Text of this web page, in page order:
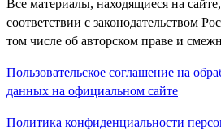
Все материалы, находящиеся на
соответствии с законодательством
том числе об авторском праве и
Пользовательское соглашение на
данных на официальном сайте
Политика конфиденциальности